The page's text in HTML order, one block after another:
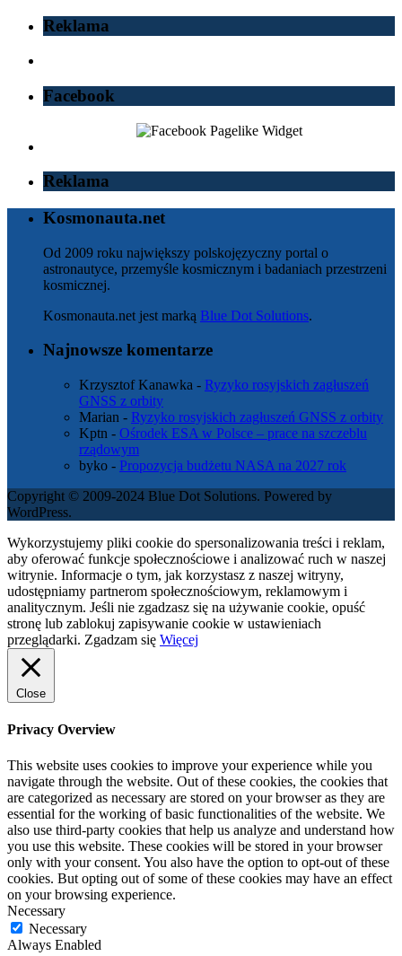
Reklama
Facebook
Reklama
Kosmonauta.net
Od 2009 roku największy polskojęzyczny portal o
astronautyce, przemyśle kosmicznym i badaniach przestrzeni
kosmicznej.
Kosmonauta.net jest marką Blue Dot Solutions.
Najnowsze komentarze
Krzysztof Kanawka - Ryzyko rosyjskich zagłuszeń
GNSS z orbity
Marian - Ryzyko rosyjskich zagłuszeń GNSS z orbity
Kptn - Ośrodek ESA w Polsce – prace na szczeblu
rządowym
byko - Propozycja budżetu NASA na 2027 rok
Copyright © 2009-2024 Blue Dot Solutions. Powered by
WordPress.
Wykorzystujemy pliki cookie do spersonalizowania treści i reklam,
aby oferować funkcje społecznościowe i analizować ruch w naszej
witrynie. Informacje o tym, jak korzystasz z naszej witryny,
udostępniamy partnerom społecznościowym, reklamowym i
analitycznym. Jeśli nie zgadzasz się na używanie cookie, opuść
stronę lub zablokuj zapisywanie cookie w ustawieniach
przeglądarki. Zgadzam się Więcej
Close
Privacy Overview
This website uses cookies to improve your experience while you
navigate through the website. Out of these cookies, the cookies that
are categorized as necessary are stored on your browser as they are
essential for the working of basic functionalities of the website. We
also use third-party cookies that help us analyze and understand how
you use this website. These cookies will be stored in your browser
only with your consent. You also have the option to opt-out of these
cookies. But opting out of some of these cookies may have an effect
on your browsing experience.
Necessary
Necessary
Always Enabled